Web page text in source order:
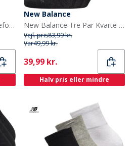
New Balance Tre par pudeforstærkede sokker Hvid
New Balance
New Balance Tre Par Kvarte Strømper Sorte
Vejl. pris83,99 kr.
Var49,99 kr.
Current
39,99 kr.
Halv pris eller mindre